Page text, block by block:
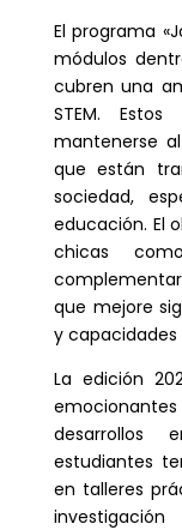
El programa
módulos
cubren una
STEM.
mantenerse
que están
sociedad,
educación. El
chicas
que mejore
y capacidades
La edición
desarrollos
estudiantes
en talleres